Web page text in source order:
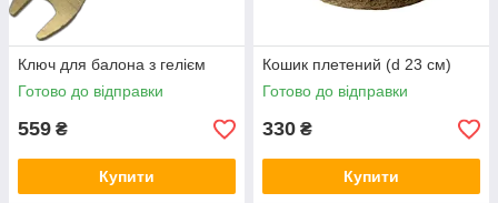
Ключ для балона з гелієм
Готово до відправки
559 ₴
Купити
Кошик плетений (d 23 см)
Готово до відправки
330 ₴
Купити